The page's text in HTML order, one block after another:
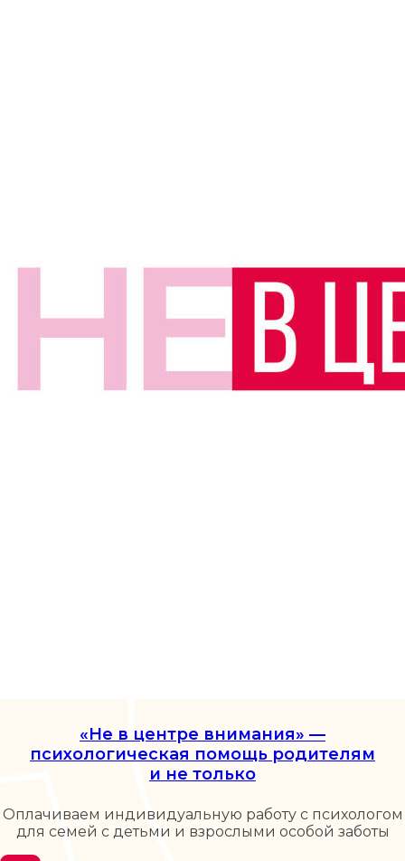
«Не в центре внимания» —
психологическая помощь родителям
и не только
Оплачиваем индивидуальную работу с психологом
для семей с детьми и взрослыми особой заботы